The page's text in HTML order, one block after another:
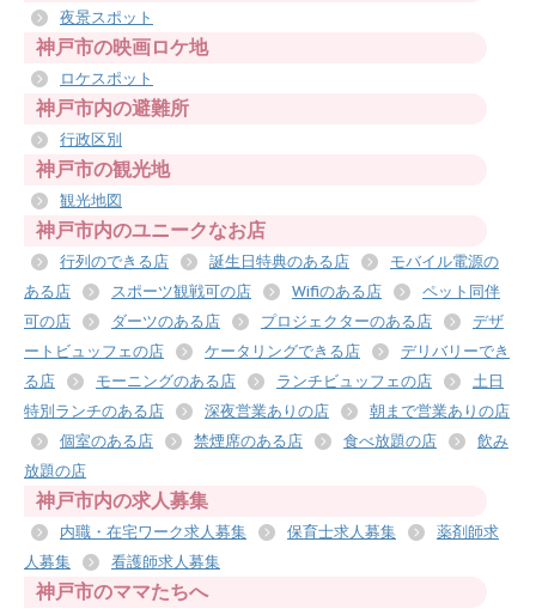
夜景スポット
神戸市の映画ロケ地
ロケスポット
神戸市内の避難所
行政区別
神戸市の観光地
観光地図
神戸市内のユニークなお店
行列のできる店 誕生日特典のある店
モバイル電源の
ある店
スポーツ観戦可の店 Wifiのある店
ペット同伴
可の店
ダーツのある店 プロジェクターのある店
デザ
ートビュッフェの店
ケータリングできる店
デリバリーでき
る店
モーニングのある店 ランチビュッフェの店
土日
特別ランチのある店
深夜営業ありの店
朝まで営業ありの店
個室のある店
禁煙席のある店 食べ放題の店
飲み
放題の店
神戸市内の求人募集
内職・在宅ワーク求人募集 保育士求人募集
薬剤師求
人募集
看護師求人募集
神戸市のママたちへ